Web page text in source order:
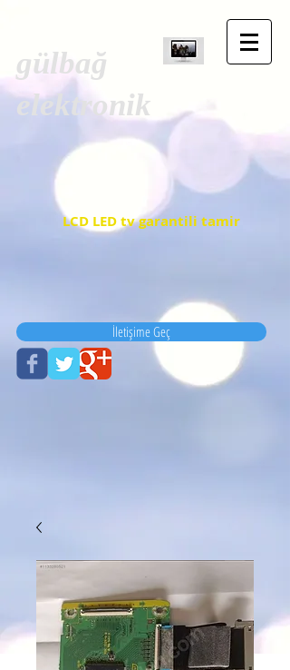
gülbağ
elektronik
LCD LED tv garantili tamir
İletişime Geç